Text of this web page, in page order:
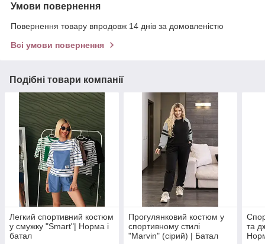
Умови повернення
Повернення товару впродовж 14 днів за домовленістю
Всі умови повернення
Подібні товари компанії
Легкий спортивний костюм
у смужку "Smart"| Норма і
батал
Прогулянковий костюм у
спортивному стилі
"Marvin" (сірий) | Батал
та